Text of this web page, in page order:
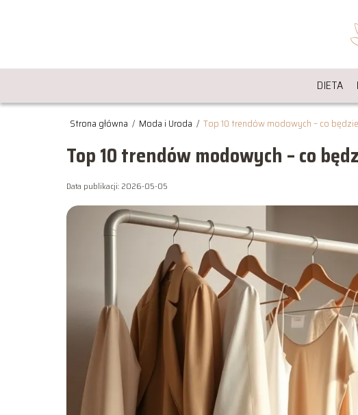
DIETA
Strona główna / Moda i Uroda / Top 10 trendów modowych – co
Top 10 trendów modowych – co
Data publikacji: 2026-05-05